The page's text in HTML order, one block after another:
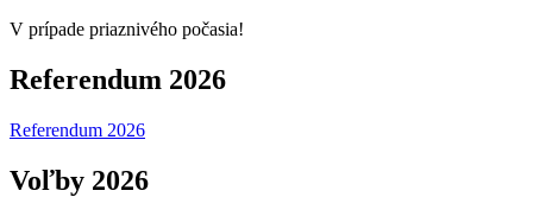
V prípade priaznivého počasia!
Referendum 2026
Referendum 2026
Voľby 2026